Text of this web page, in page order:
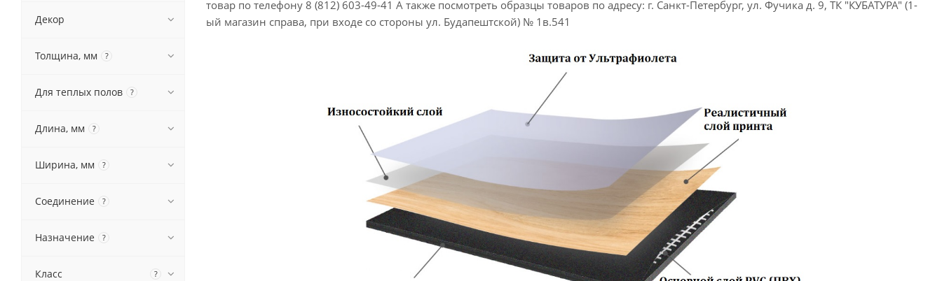
товар по телефону 8 (812) 603-49-41 А также посмотреть образцы товаров по адресу: г. Санкт-Петербург, ул. Фучика д. 9, ТК "КУБАТУРА" (1-
ый магазин справа, при входе со стороны ул. Будапештской) № 1в.541
Декор
Толщина, мм ?
Для теплых полов ?
Длина, мм ?
Ширина, мм ?
Соединение ?
Назначение ?
Класс
?